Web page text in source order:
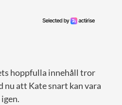
hoppfulla innehåll tror
nu att Kate snart kan vara